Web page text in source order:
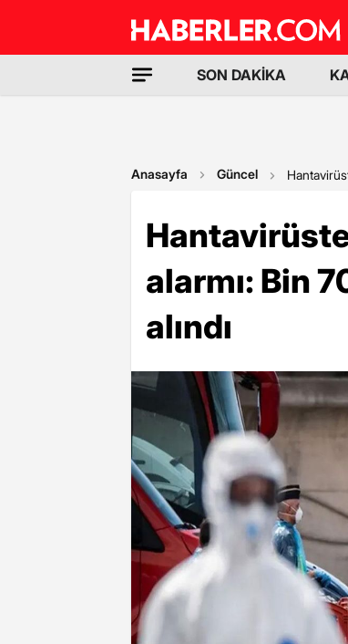
SON DAKİKA
Anasayfa Güncel
alarmı: Bin
alındı